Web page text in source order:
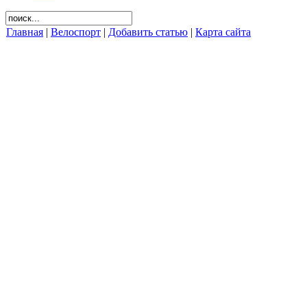
Главная | Велоспорт | Добавить статью | Карта сайта